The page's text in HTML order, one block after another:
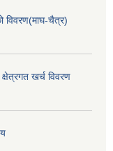
चैत्र)
खर्च विवरण